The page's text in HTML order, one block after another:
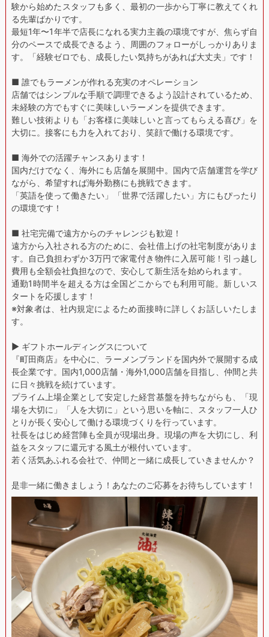
験から始めたスタッフも多く、最初の一歩から丁寧に教えてくれ
る先輩ばかりです。
最短1年〜1年半で店長になれる実力主義の環境ですが、焦らず自
分のペースで成長できるよう、周囲のフォローがしっかりありま
す。「経験ゼロでも、成長したい気持ちがあれば大丈夫」です！
■ 誰でもラーメンが作れる充実のオペレーション
店舗ではシンプルな手順で調理できるよう設計されているため、
未経験の方でもすぐに美味しいラーメンを提供できます。
難しい技術よりも「お客様に美味しいと言ってもらえる喜び」を
大切に。接客にも力を入れており、笑顔で働ける環境です。
■ 海外での活躍チャンスあります！
国内だけでなく、海外にも店舗を展開中。国内で店舗運営を学び
ながら、希望すれば海外勤務にも挑戦できます。
「英語を使って働きたい」「世界で活躍したい」方にもぴったり
の環境です！
■ 社宅完備で遠方からのチャレンジも歓迎！
遠方から入社される方のために、会社借上げの社宅制度がありま
す。自己負担わずか3万円で家電付き物件に入居可能！引っ越し
費用も全額会社負担なので、安心して新生活を始められます。
通勤1時間半を超える方は全国どこからでも利用可能。新しいス
タートを応援します！
※対象者は、社内規定によるため面接時に詳しくお話しいたしま
す。
▶︎ ギフトホールディングスについて
『町田商店』を中心に、ラーメンブランドを国内外で展開する成
長企業です。国内1,000店舗・海外1,000店舗を目指し、仲間と共
に日々挑戦を続けています。
プライム上場企業として安定した経営基盤を持ちながらも、「現
場を大切に」「人を大切に」という思いを軸に、スタッフ一人ひ
とりが長く安心して働ける環境づくりを行っています。
社長をはじめ経営陣も全員が現場出身。現場の声を大切にし、利
益をスタッフに還元する風土が根付いています。
若く活気あふれる会社で、仲間と一緒に成長していきませんか？
是非一緒に働きましょう！あなたのご応募をお待ちしています！